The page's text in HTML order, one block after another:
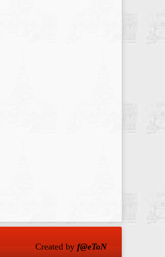
Created by f@eToN